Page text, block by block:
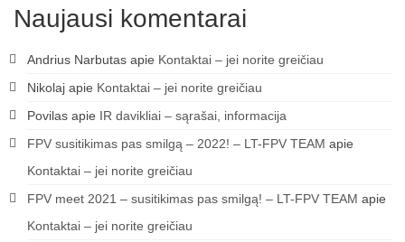
Naujausi komentarai
Andrius Narbutas apie Kontaktai – jei norite greičiau
Nikolaj apie Kontaktai – jei norite greičiau
Povilas apie IR davikliai – sąrašai, informacija
FPV susitikimas pas smilgą – 2022! – LT-FPV TEAM apie
Kontaktai – jei norite greičiau
FPV meet 2021 – susitikimas pas smilgą! – LT-FPV TEAM apie
Kontaktai – jei norite greičiau